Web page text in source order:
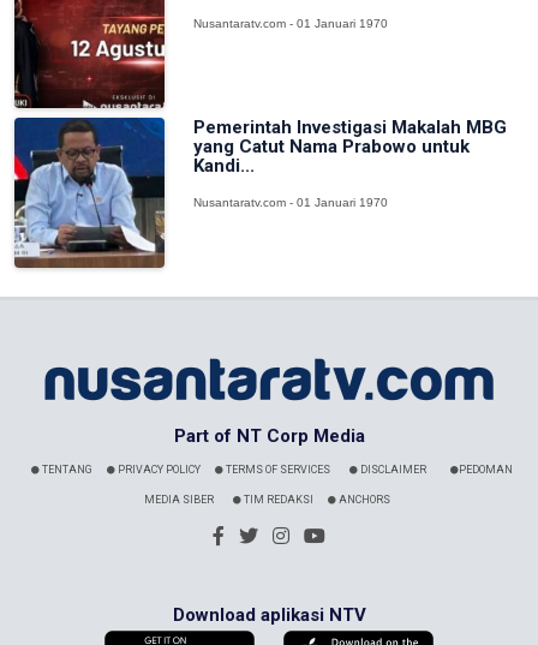
Nusantaratv.com - 01 Januari 1970
Pemerintah Investigasi Makalah MBG
yang Catut Nama Prabowo untuk
Kandi...
Nusantaratv.com - 01 Januari 1970
Part of NT Corp Media
TENTANG PRIVACY POLICY TERMS OF SERVICES DISCLAIMER PEDOMAN
MEDIA SIBER TIM REDAKSI ANCHORS
Download aplikasi NTV